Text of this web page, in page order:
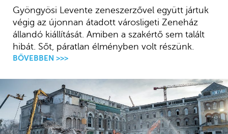
Gyöngyösi Levente zeneszerzővel együtt jártuk
végig az újonnan átadott városligeti Zeneház
állandó kiállítását. Amiben a szakértő sem talált
hibát. Sőt, páratlan élményben volt részünk.
BŐVEBBEN >>>